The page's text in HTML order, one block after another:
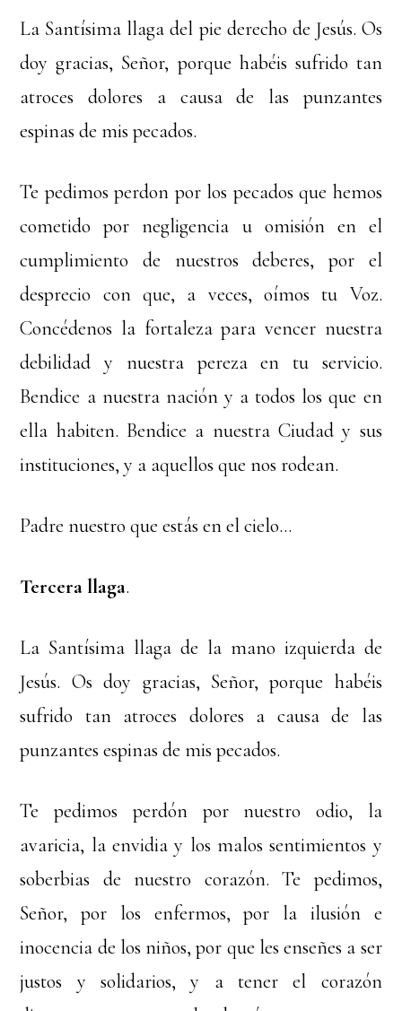
La Santísima llaga del pie derecho de Jesús. Os
doy gracias, Señor, porque habéis sufrido tan
atroces dolores a causa de las punzantes
espinas de mis pecados.
Te pedimos perdon por los pecados que hemos
cometido por negligencia u omisión en el
cumplimiento de nuestros deberes, por el
desprecio con que, a veces, oímos tu Voz.
Concédenos la fortaleza para vencer nuestra
debilidad y nuestra pereza en tu servicio.
Bendice a nuestra nación y a todos los que en
ella habiten. Bendice a nuestra Ciudad y sus
instituciones, y a aquellos que nos rodean.
Padre nuestro que estás en el cielo…
Tercera llaga.
La Santísima llaga de la mano izquierda de
Jesús. Os doy gracias, Señor, porque habéis
sufrido tan atroces dolores a causa de las
punzantes espinas de mis pecados.
Te pedimos perdón por nuestro odio, la
avaricia, la envidia y los malos sentimientos y
soberbias de nuestro corazón. Te pedimos,
Señor, por los enfermos, por la ilusión e
inocencia de los niños, por que les enseñes a ser
justos y solidarios, y a tener el corazón